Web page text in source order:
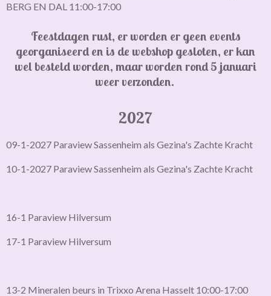
BERG EN DAL 11:00-17:00
Feestdagen rust, er worden er geen events
georganiseerd en is de webshop gesloten, er kan
wel besteld worden, maar worden rond 5 januari
weer verzonden.
2027
09-1-2027 Paraview Sassenheim als Gezina's Zachte Kracht
10-1-2027 Paraview Sassenheim als Gezina's Zachte Kracht
16-1 Paraview Hilversum
17-1 Paraview Hilversum
13-2 Mineralen beurs in Trixxo Arena Hasselt 10:00-17:00